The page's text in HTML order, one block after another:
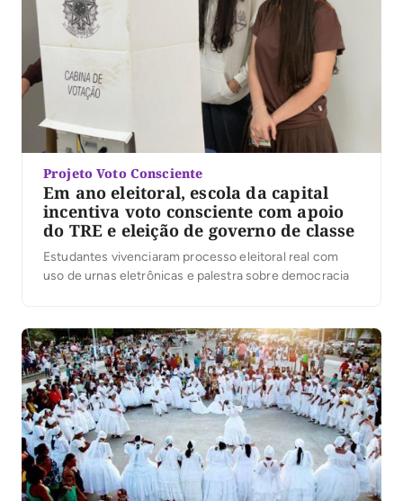
Projeto Voto Consciente
Em ano eleitoral, escola da capital
incentiva voto consciente com apoio
do TRE e eleição de governo de classe
Estudantes vivenciaram processo eleitoral real com
uso de urnas eletrônicas e palestra sobre democracia